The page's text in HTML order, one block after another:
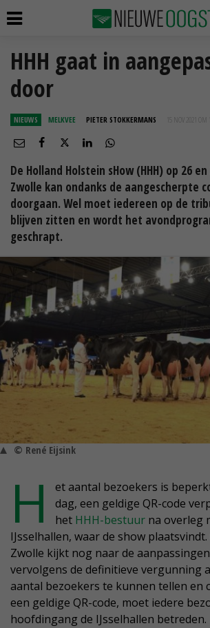
HHH gaat in
door
NIEUWS MELKVEE PIETER STOKKERMANS 15 NOV 2021 OM
De Holland Holstein sHow (HHH) op 26
Zwolle kan ondanks de aangescherpte
doorgaan. Wel moet iedereen op de
blijven zitten en wordt het
geschrapt.
© René Eijsink
H
et aantal bezoekers is
dag, een geldige QR-code
het HHH-bestuur na overleg
IJsselhallen, waar de show
Zwolle kijkt nog naar de
vervolgens de definitieve vergunning
aantal bezoekers te kunnen tellen en
een geldige QR-code, moet iedere
hoofdingang de IJsselhallen betreden.